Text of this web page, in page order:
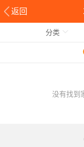
返回
分类
没有找到